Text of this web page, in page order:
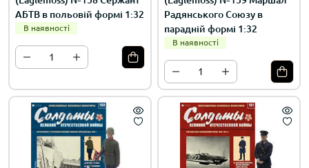
АБТВ в польовій формі 1:32
В наявності
Радянського Союзу в
парадній формі 1:32
В наявності